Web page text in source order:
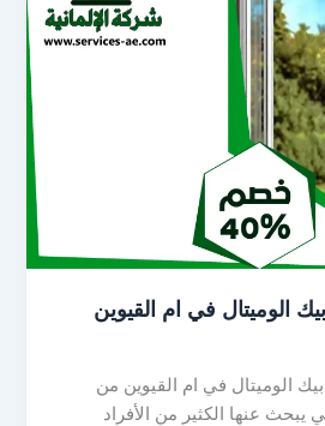
الوميتال في ام القيوين
الوميتال في ام القيوين من
يبحث عنها الكثير من الأفراد